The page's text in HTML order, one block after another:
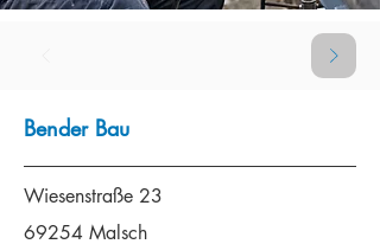
Bender Bau
Wiesenstraße 23
69254 Malsch